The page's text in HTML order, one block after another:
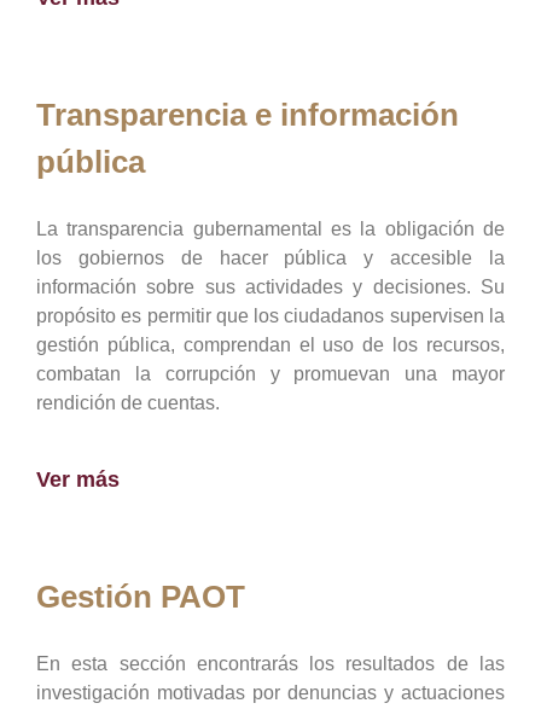
Transparencia e información
pública
La transparencia gubernamental es la obligación de
los gobiernos de hacer pública y accesible la
información sobre sus actividades y decisiones. Su
propósito es permitir que los ciudadanos supervisen la
gestión pública, comprendan el uso de los recursos,
combatan la corrupción y promuevan una mayor
rendición de cuentas.
Ver más
Gestión PAOT
En esta sección encontrarás los resultados de las
investigación motivadas por denuncias y actuaciones